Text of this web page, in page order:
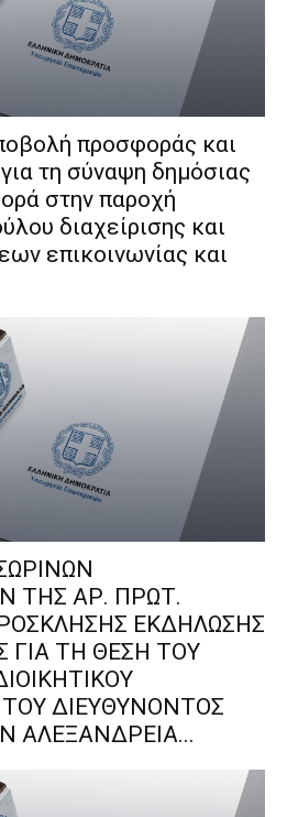
προσφοράς και
τη σύναψη δημόσιας
στην παροχή
διαχείρισης και
επικοινωνίας και
ΤΗΣ ΑΡ. ΠΡΩΤ.
ΕΚΔΗΛΩΣΗΣ
ΓΙΑ ΤΗ ΘΕΣΗ ΤΟΥ
ΤΟΥ ΔΙΕΥΘΥΝΟΝΤΟΣ
ΑΛΕΞΑΝΔΡΕΙΑ...